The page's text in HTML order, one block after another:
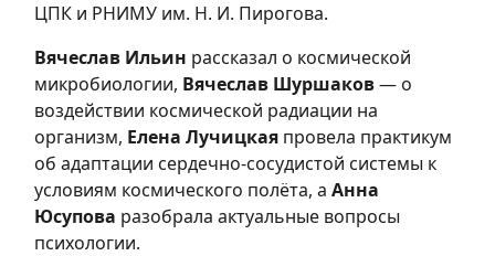
ЦПК и РНИМУ им. Н. И. Пирогова.
Вячеслав Ильин рассказал о космической
микробиологии, Вячеслав Шуршаков— о
воздействии космической радиации на
организм, Елена Лучицкая провела практикум
об адаптации сердечно-сосудистой системы к
условиям космического полёта, а Анна
Юсупова разобрала актуальные вопросы
психологии.